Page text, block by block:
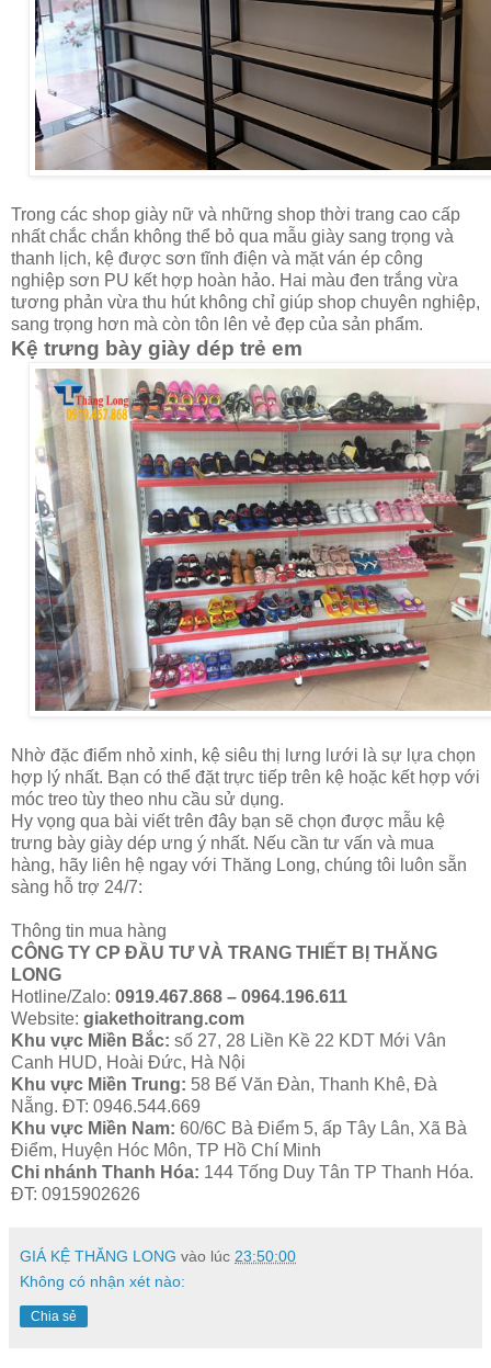
Trong các shop giày nữ và những shop thời trang cao cấp
nhất chắc chắn không thể bỏ qua mẫu giày sang trọng và
thanh lịch, kệ được sơn tĩnh điện và mặt ván ép công
nghiệp sơn PU kết hợp hoàn hảo. Hai màu đen trắng vừa
tương phản vừa thu hút không chỉ giúp shop chuyên nghiệp,
sang trọng hơn mà còn tôn lên vẻ đẹp của sản phẩm.
Kệ trưng bày giày dép trẻ em
Nhờ đặc điểm nhỏ xinh, kệ siêu thị lưng lưới là sự lựa chọn
hợp lý nhất. Bạn có thể đặt trực tiếp trên kệ hoặc kết hợp với
móc treo tùy theo nhu cầu sử dụng.
Hy vọng qua bài viết trên đây bạn sẽ chọn được mẫu kệ
trưng bày giày dép ưng ý nhất. Nếu cần tư vấn và mua
hàng, hãy liên hệ ngay với Thăng Long, chúng tôi luôn sẵn
sàng hỗ trợ 24/7:
Thông tin mua hàng
CÔNG TY CP ĐẦU TƯ VÀ TRANG THIẾT BỊ THĂNG
LONG
Hotline/Zalo: 0919.467.868 – 0964.196.611
Website: giakethoitrang.com
Khu vực Miền Bắc: số 27, 28 Liền Kề 22 KDT Mới Vân
Canh HUD, Hoài Đức, Hà Nội
Khu vực Miền Trung: 58 Bế Văn Đàn, Thanh Khê, Đà
Nẵng. ĐT: 0946.544.669
Khu vực Miền Nam: 60/6C Bà Điểm 5, ấp Tây Lân, Xã Bà
Điểm, Huyện Hóc Môn, TP Hồ Chí Minh
Chi nhánh Thanh Hóa: 144 Tống Duy Tân TP Thanh Hóa.
ĐT: 0915902626
GIÁ KỆ THĂNG LONG vào lúc 23:50:00
Không có nhận xét nào:
Chia sẻ